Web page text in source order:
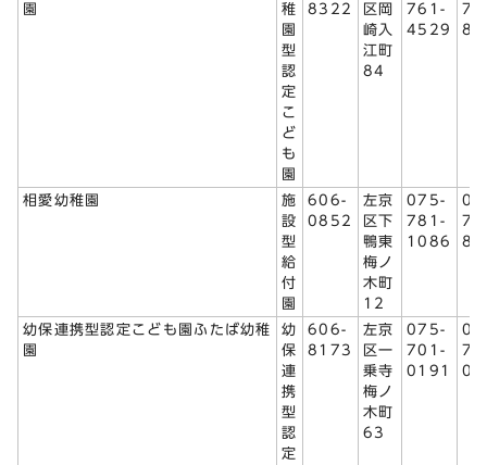
園
稚
園
型
認
定
こ
ど
も
園
8322
区岡
崎入
江町
84
761-
4529
相愛幼稚園
施
設
型
給
付
園
606-
0852
左京
区下
鴨東
梅ノ
木町
12
075-
781-
1086
幼保連携型認定こども園ふたば幼稚
園
幼
保
連
携
型
認
定
606-
8173
左京
区一
乗寺
梅ノ
木町
63
075-
701-
0191